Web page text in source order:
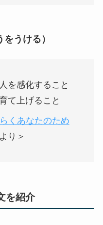
うける）
を感化すること
て上げること
くあなたのため
り＞
を紹介